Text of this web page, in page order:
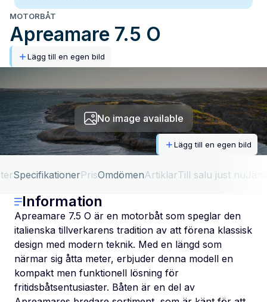
MOTORBÅT
Apreamare 7.5 O
Lägg till en egen bild
No image available
Lägg till en egen bild
SpecifikationerPrisOmdömenArtiklarTill salu just nu
Information
Apreamare 7.5 O är en motorbåt som speglar den
italienska tillverkarens tradition av att förena klassisk
design med modern teknik. Med en längd som
närmar sig åtta meter, erbjuder denna modell en
kompakt men funktionell lösning för
fritidsbåtsentusiaster. Båten är en del av